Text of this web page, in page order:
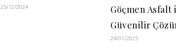
25/12/2024
Göçmen Asfalt
Güvenilir
24/01/2025